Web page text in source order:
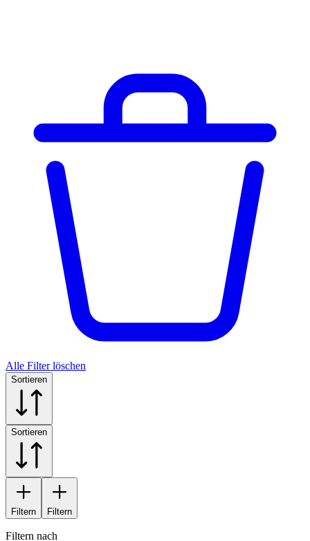
Alle Filter löschen
Sortieren
Sortieren
Filtern Filtern
Filtern nach